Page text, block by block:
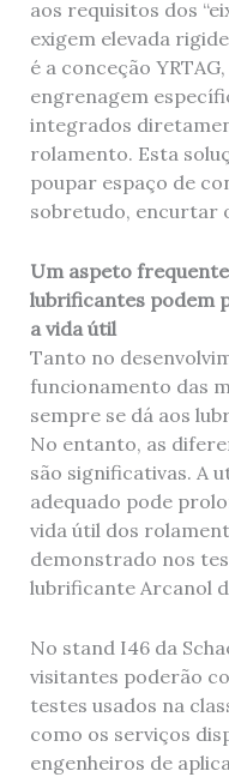
aos requisitos dos
exigem elevada
é a conceção
engrenagem
integrados
rolamento. Esta
poupar espaço de
sobretudo, encurtar
Um aspeto
lubrificantes podem
a vida útil
Tanto no
funcionamento das
sempre se dá aos
No entanto, as
são significativas. A
adequado pode
vida útil dos
demonstrado nos
lubrificante Arcanol
No stand I46 da
visitantes poderão
testes usados na
como os serviços
engenheiros de